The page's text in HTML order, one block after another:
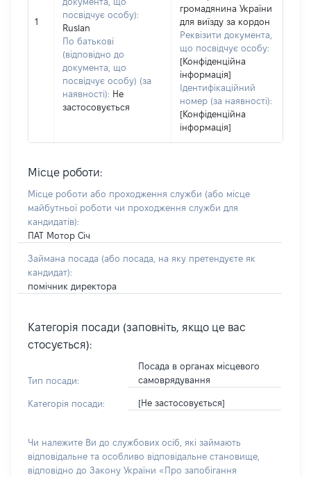
1
посвідчує особу):
Ruslan
По батькові
(відповідно до
документа, що
посвідчує особу) (за
наявності): Не
застосовується
громадянина України
для виїзду за кордон
Реквізити документа,
що посвідчує особу:
[Конфіденційна
інформація]
Ідентифікаційний
номер (за наявності):
[Конфіденційна
інформація]
Місце роботи:
Місце роботи або проходження служби (або місце
майбутньої роботи чи проходження служби для
кандидатів):
ПАТ Мотор Січ
Займана посада (або посада, на яку претендуєте як
кандидат):
помічник директора
Категорія посади (заповніть, якщо це вас
стосується):
Тип посади:
Посада в органах місцевого
самоврядування
Категорія посади: [Не застосовується]
Чи належите Ви до службових осіб, які займають
відповідальне та особливо відповідальне становище,
відповідно до Закону України «Про запобігання